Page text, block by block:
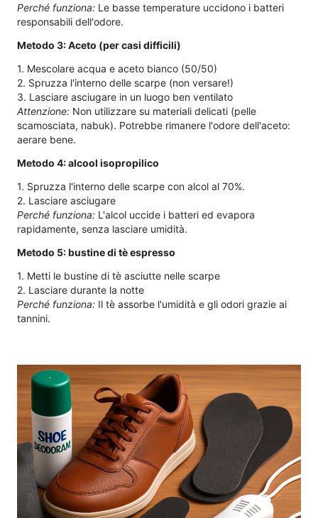
Perché funziona: Le basse temperature uccidono i batteri
responsabili dell'odore.
Metodo 3: Aceto (per casi difficili)
1. Mescolare acqua e aceto bianco (50/50)
2. Spruzza l'interno delle scarpe (non versare!)
3. Lasciare asciugare in un luogo ben ventilato
Attenzione: Non utilizzare su materiali delicati (pelle
scamosciata, nabuk). Potrebbe rimanere l'odore dell'aceto:
aerare bene.
Metodo 4: alcool isopropilico
1. Spruzza l'interno delle scarpe con alcol al 70%.
2. Lasciare asciugare
Perché funziona: L'alcol uccide i batteri ed evapora
rapidamente, senza lasciare umidità.
Metodo 5: bustine di tè espresso
1. Metti le bustine di tè asciutte nelle scarpe
2. Lasciare durante la notte
Perché funziona: Il tè assorbe l'umidità e gli odori grazie ai
tannini.